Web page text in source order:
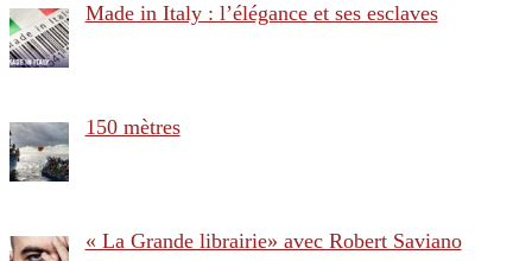
Made in Italy : l’élégance et ses esclaves
150 mètres
« La Grande librairie» avec Robert Saviano